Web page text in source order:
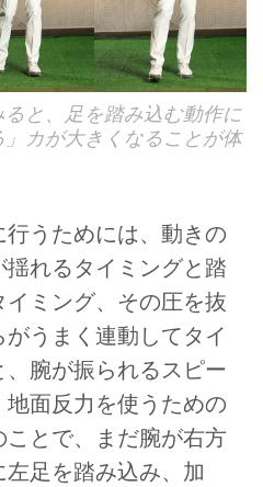
と、足を踏み込む動作に
カが大きくなることが体
うためには、動きの
れるタイミングと踏
ミング、その圧を抜
うまく連動してタイ
、腕が振られるスピー
地面反力を使うための
ことで、まだ腕が右方
足を踏み込み、加